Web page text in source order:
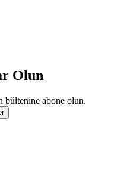
Olun
bültenine abone olun.